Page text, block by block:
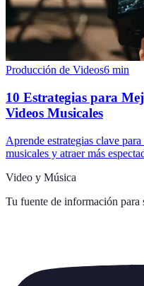
Producción de Videos6 min
10 Estrategias para
Videos Musicales
Aprende estrategias clave
musicales y atraer más
Video y Música
Tu fuente de información para